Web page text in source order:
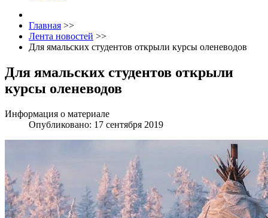
Главная >>
Лента новостей >>
Для ямальских студентов открыли курсы оленеводов
Для ямальских студентов открыли
курсы оленеводов
Информация о материале
Опубликовано: 17 сентября 2019